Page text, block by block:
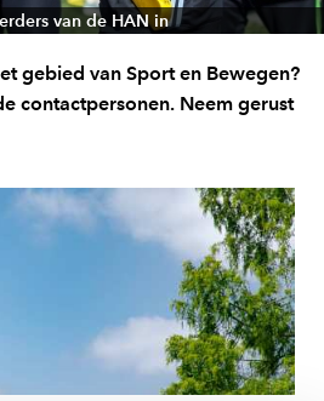
van de HAN in
gebied van Sport en Bewegen?
contactpersonen. Neem gerust